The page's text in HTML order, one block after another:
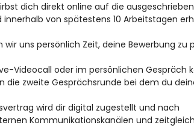
dich direkt online auf die
von spätestens 10 Arbeitstagen
uns persönlich Zeit, deine Bewerbung zu
Videocall oder im persönlichen Gespräch
die zweite Gesprächsrunde bei dem du
wird dir digital zugestellt und nach
Kommunikationskanälen und